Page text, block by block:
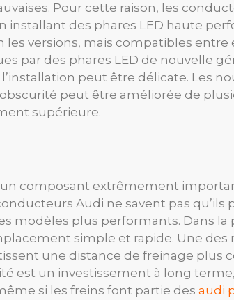
Pour cette raison, les
installant des phares LED haute
les versions, mais compatibles
par des phares LED de nouvelle
l’installation peut être délicate. Les
peut être améliorée de
supérieure.
composant extrêmement
Audi ne savent pas
modèles plus performants. Dans
simple et rapide. Une
une distance de freinage plus
est un investissement à long
si les freins font partie des audi